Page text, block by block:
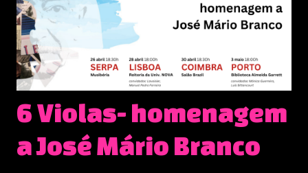
6 Violas- homenagem
a José Mário Branco